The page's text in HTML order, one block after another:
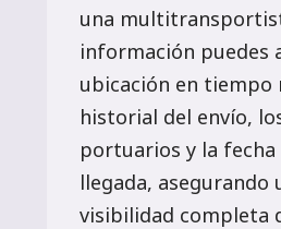
una
información puedes
ubicación en tiempo
historial del envío,
portuarios y la fecha
llegada, asegurando
visibilidad completa